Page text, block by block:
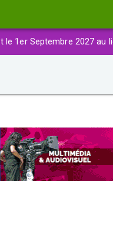
1er Septembre 2027 au